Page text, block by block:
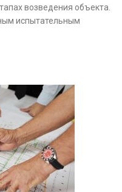
возведения объекта.
испытательным
аккредитации.